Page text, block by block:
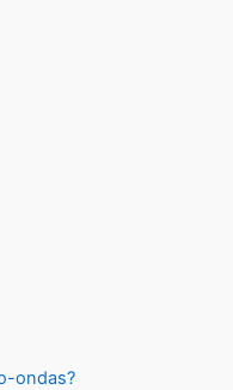
ondas?